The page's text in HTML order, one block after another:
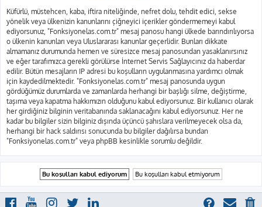
Küfürlü, müstehcen, kaba, iftira niteliğinde, nefret dolu, tehdit edici, sekse
yönelik veya ülkenizin kanunlarını çiğneyici içerikler göndermemeyi kabul
ediyorsunuz, "Fonksiyonelas.com.tr" mesaj panosu hangi ülkede barındırılıyorsa
o ülkenin kanunları veya Uluslararası kanunlar geçerlidir. Bunları dikkate
almamanız durumunda hemen ve süresizce mesaj panosundan yasaklanırsınız
ve eğer tarafımızca gerekli görülürse İnternet Servis Sağlayıcınız da haberdar
edilir. Bütün mesajların IP adresi bu koşulların uygulanmasına yardımcı olmak
için kaydedilmektedir. "Fonksiyonelas.com.tr" mesaj panosunda uygun
gördüğümüz durumlarda ve zamanlarda herhangi bir başlığı silme, değiştirme,
taşıma veya kapatma hakkımızın olduğunu kabul ediyorsunuz. Bir kullanıcı olarak
her girdiğiniz bilginin veritabanında saklanacağını kabul ediyorsunuz. Her ne
kadar bu bilgiler sizin bilginiz dışında üçüncü şahıslara verilmeyecek olsa da,
herhangi bir hack saldırısı sonucunda bu bilgiler dağılırsa bundan
"Fonksiyonelas.com.tr" veya phpBB kesinlikle sorumlu değildir.